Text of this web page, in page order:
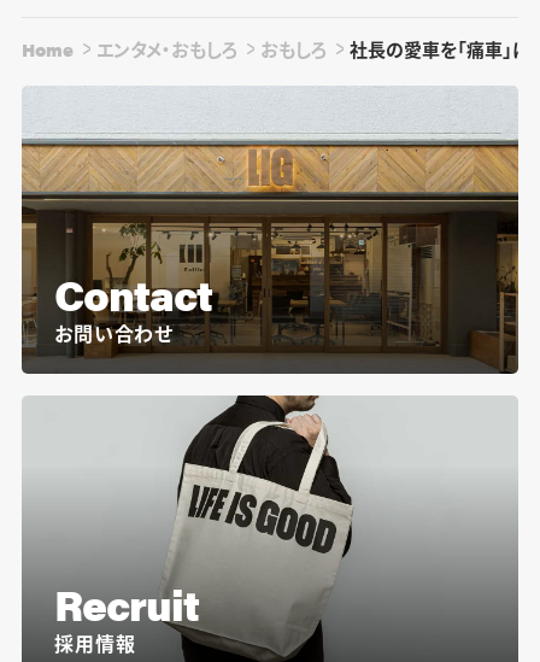
Home エンタメ・おもしろ おもしろ 社長の愛車を「痛車」に
Contact
お問い合わせ
Recruit
採用情報